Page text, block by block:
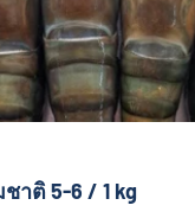
ชาติ 5-6 / 1 kg